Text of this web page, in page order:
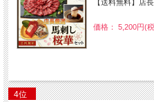
【送料無料】店
価格： 5,200円(
4位